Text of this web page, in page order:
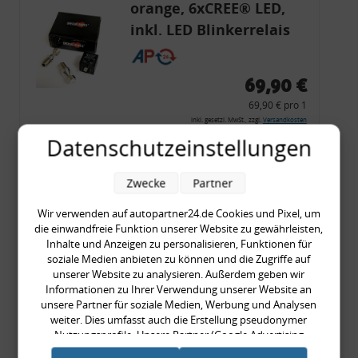
orange, 6xCREE® LED,
inkl. LED Blinkerrelais
CF 14
69,90 €
69,90 € pro 1
inkl. gesetzl. MwSt., zzgl. Versandkosten
Merkzettel
Zum Artikel
Rückleuchtenband mit
Blinker, rot, US-Ecken,
Audi 80 Cabrio, Typ 89,
OE-Nr.: 8G0945225 +
8G0945225C
999,99 €
Datenschutzeinstellungen
Wir verwenden auf autopartner24.de Cookies und Pixel, um
die einwandfreie Funktion unserer Website zu gewährleisten,
Inhalte und Anzeigen zu personalisieren, Funktionen für
soziale Medien anbieten zu können und die Zugriffe auf
unserer Website zu analysieren. Außerdem geben wir
Informationen zu Ihrer Verwendung unserer Website an
unsere Partner für soziale Medien, Werbung und Analysen
weiter. Dies umfasst auch die Erstellung pseudonymer
Nutzungsprofile. Unsere Partner (Google Advertising
Products) führen diese Informationen möglicherweise mit
Zwecke Partner